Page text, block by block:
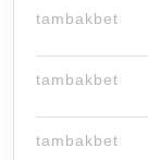
tambakbet
tambakbet
tambakbet